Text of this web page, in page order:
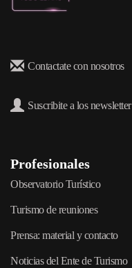
Contactate con nosotros
Suscribite a los newsletter
Profesionales
Observatorio Turístico
Turismo de reuniones
Prensa: material y contacto
Noticias del Ente de Turismo